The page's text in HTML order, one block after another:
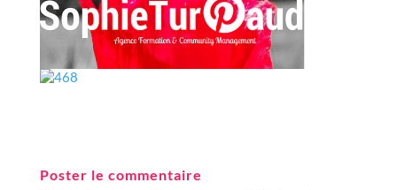
Poster le commentaire